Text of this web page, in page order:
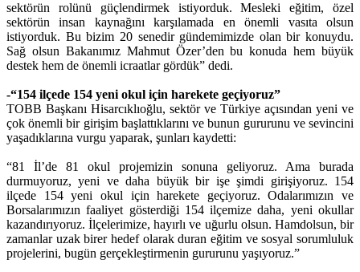
sektörün rolünü güçlendirmek istiyorduk. Mesleki eğitim, özel
sektörün insan kaynağını karşılamada en önemli vasıta olsun
istiyorduk. Bu bizim 20 senedir gündemimizde olan bir konuydu.
Sağ olsun Bakanımız Mahmut Özer’den bu konuda hem büyük
destek hem de önemli icraatlar gördük” dedi.
-“154 ilçede 154 yeni okul için harekete geçiyoruz”
TOBB Başkanı Hisarcıklıoğlu, sektör ve Türkiye açısından yeni ve
çok önemli bir girişim başlattıklarını ve bunun gururunu ve sevincini
yaşadıklarına vurgu yaparak, şunları kaydetti:
“81 İl’de 81 okul projemizin sonuna geliyoruz. Ama burada
durmuyoruz, yeni ve daha büyük bir işe şimdi girişiyoruz. 154
ilçede 154 yeni okul için harekete geçiyoruz. Odalarımızın ve
Borsalarımızın faaliyet gösterdiği 154 ilçemize daha, yeni okullar
kazandırıyoruz. İlçelerimize, hayırlı ve uğurlu olsun. Hamdolsun, bir
zamanlar uzak birer hedef olarak duran eğitim ve sosyal sorumluluk
projelerini, bugün gerçekleştirmenin gururunu yaşıyoruz.”